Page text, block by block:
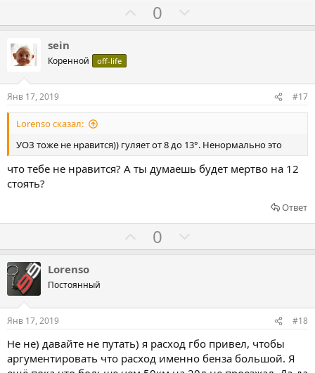
о
с
в
т
ь
з
0
о
с
в
т
ь
п
т
и
sein
Коренной off-life
Янв 17, 2019 #17
Lorenso сказал:
УОЗ тоже не нравится)) гуляет от 8 до 13°. Ненормально это
что тебе не нравится? А ты думаешь будет мертво на 12
стоять?
Ответ
о
с
в
а
0
о
с
в
а
Lorenso
Постоянный
Янв 17, 2019 #18
Не не) давайте не путать) я расход гбо привел, чтобы
аргументировать что расход именно бенза большой. Я